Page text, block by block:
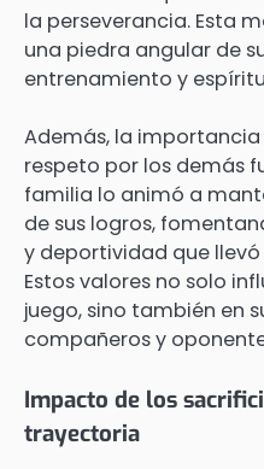
la perseverancia. Esta
una piedra angular de
entrenamiento y
Además, la
respeto por los demás
familia lo animó a
de sus logros,
y deportividad que
Estos valores no solo
juego, sino también en
compañeros y
Impacto de los
trayectoria